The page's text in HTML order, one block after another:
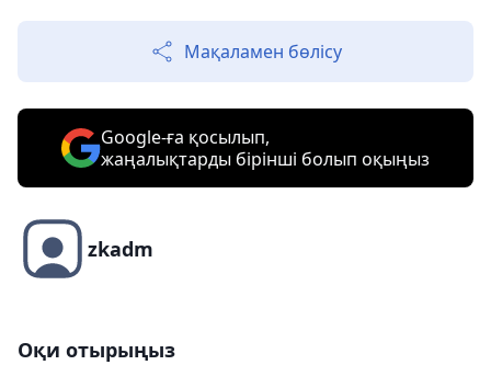
Мақаламен бөлісу
Google-ға қосылып,
жаңалықтарды бірінші болып оқыңыз
zkadm
Оқи отырыңыз